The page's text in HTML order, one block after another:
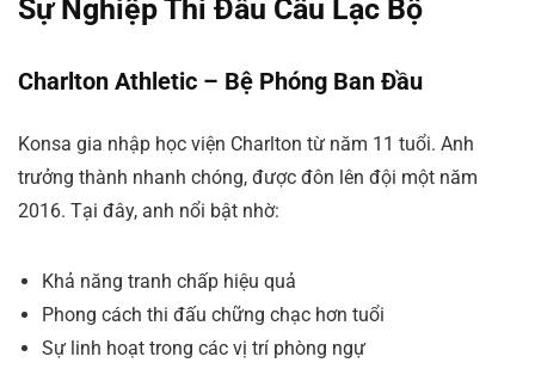
Sự Nghiệp Thi Đấu Câu Lạc Bộ
Charlton Athletic – Bệ Phóng Ban Đầu
Konsa gia nhập học viện Charlton từ năm 11 tuổi. Anh
trưởng thành nhanh chóng, được đôn lên đội một năm
2016. Tại đây, anh nổi bật nhờ:
Khả năng tranh chấp hiệu quả
Phong cách thi đấu chững chạc hơn tuổi
Sự linh hoạt trong các vị trí phòng ngự